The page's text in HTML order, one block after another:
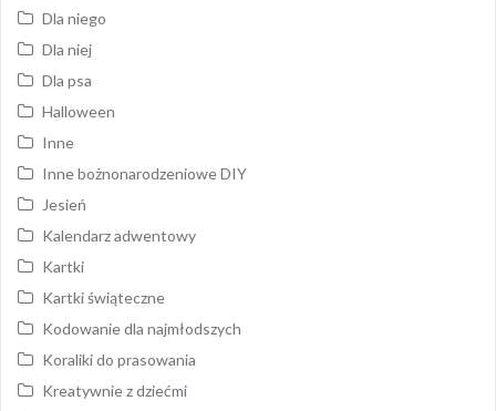
Dla niego
Dla niej
Dla psa
Halloween
Inne
Inne bożnonarodzeniowe DIY
Jesień
Kalendarz adwentowy
Kartki
Kartki świąteczne
Kodowanie dla najmłodszych
Koraliki do prasowania
Kreatywnie z dziećmi